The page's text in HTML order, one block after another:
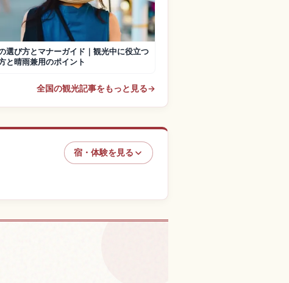
選び方とマナーガイド｜観光中に役立つ
と晴雨兼用のポイント
全国の観光記事をもっと見る→
宿・体験を見る